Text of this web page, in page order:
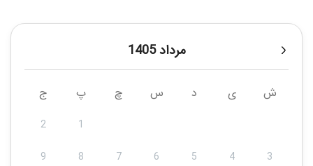
مرداد 1405
ج پ چ س د ی ش
1
2
3
4
5
6
7
8
9